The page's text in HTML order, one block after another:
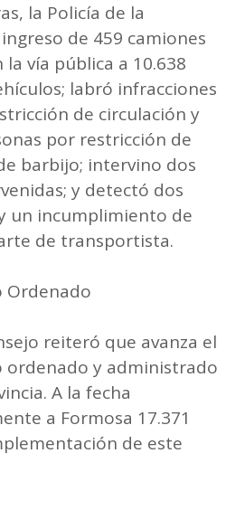
la Policía de la
de 459 camiones
vía pública a 10.638
labró infracciones
de circulación y
por restricción de
barbijo; intervino dos
y detectó dos
un incumplimiento de
de transportista.
Ordenado
reiteró que avanza el
ordenado y administrado
A la fecha
a Formosa 17.371
de este